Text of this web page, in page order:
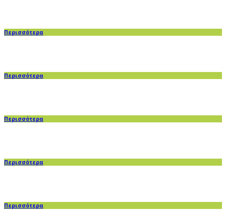
Περισσότερα
Περισσότερα
Περισσότερα
Περισσότερα
Περισσότερα